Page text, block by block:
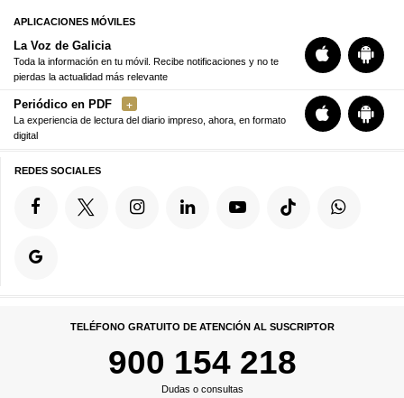
APLICACIONES MÓVILES
La Voz de Galicia
Toda la información en tu móvil. Recibe notificaciones y no te
pierdas la actualidad más relevante
Periódico en PDF
La experiencia de lectura del diario impreso, ahora, en formato
digital
REDES SOCIALES
TELÉFONO GRATUITO DE ATENCIÓN AL SUSCRIPTOR
900 154 218
Dudas o consultas